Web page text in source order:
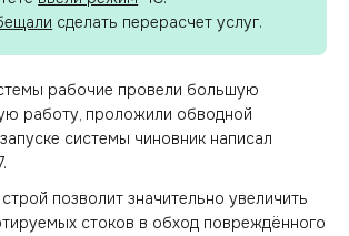
сделать перерасчет услуг.
рабочие провели большую
работу, проложили обводной
системы чиновник написал
позволит значительно увеличить
стоков в обход повреждённого